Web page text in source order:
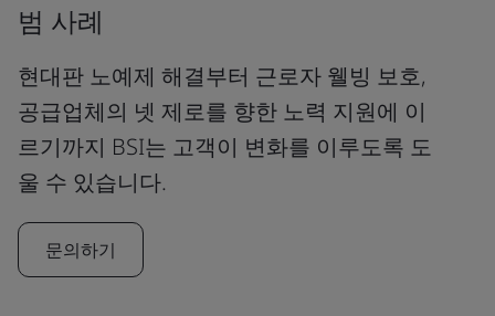
범 사례
현대판 노예제 해결부터 근로자 웰빙 보호,
공급업체의 넷 제로를 향한 노력 지원에 이
르기까지 BSI는 고객이 변화를 이루도록 도
울 수 있습니다.
문의하기